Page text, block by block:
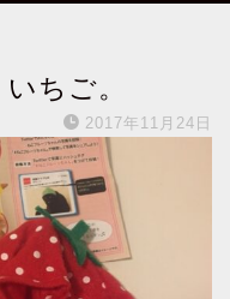
ちご。
2017年11月24日